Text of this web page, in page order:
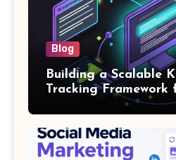
Blog
Building a Scalable
Tracking Framework
SEO Agencies